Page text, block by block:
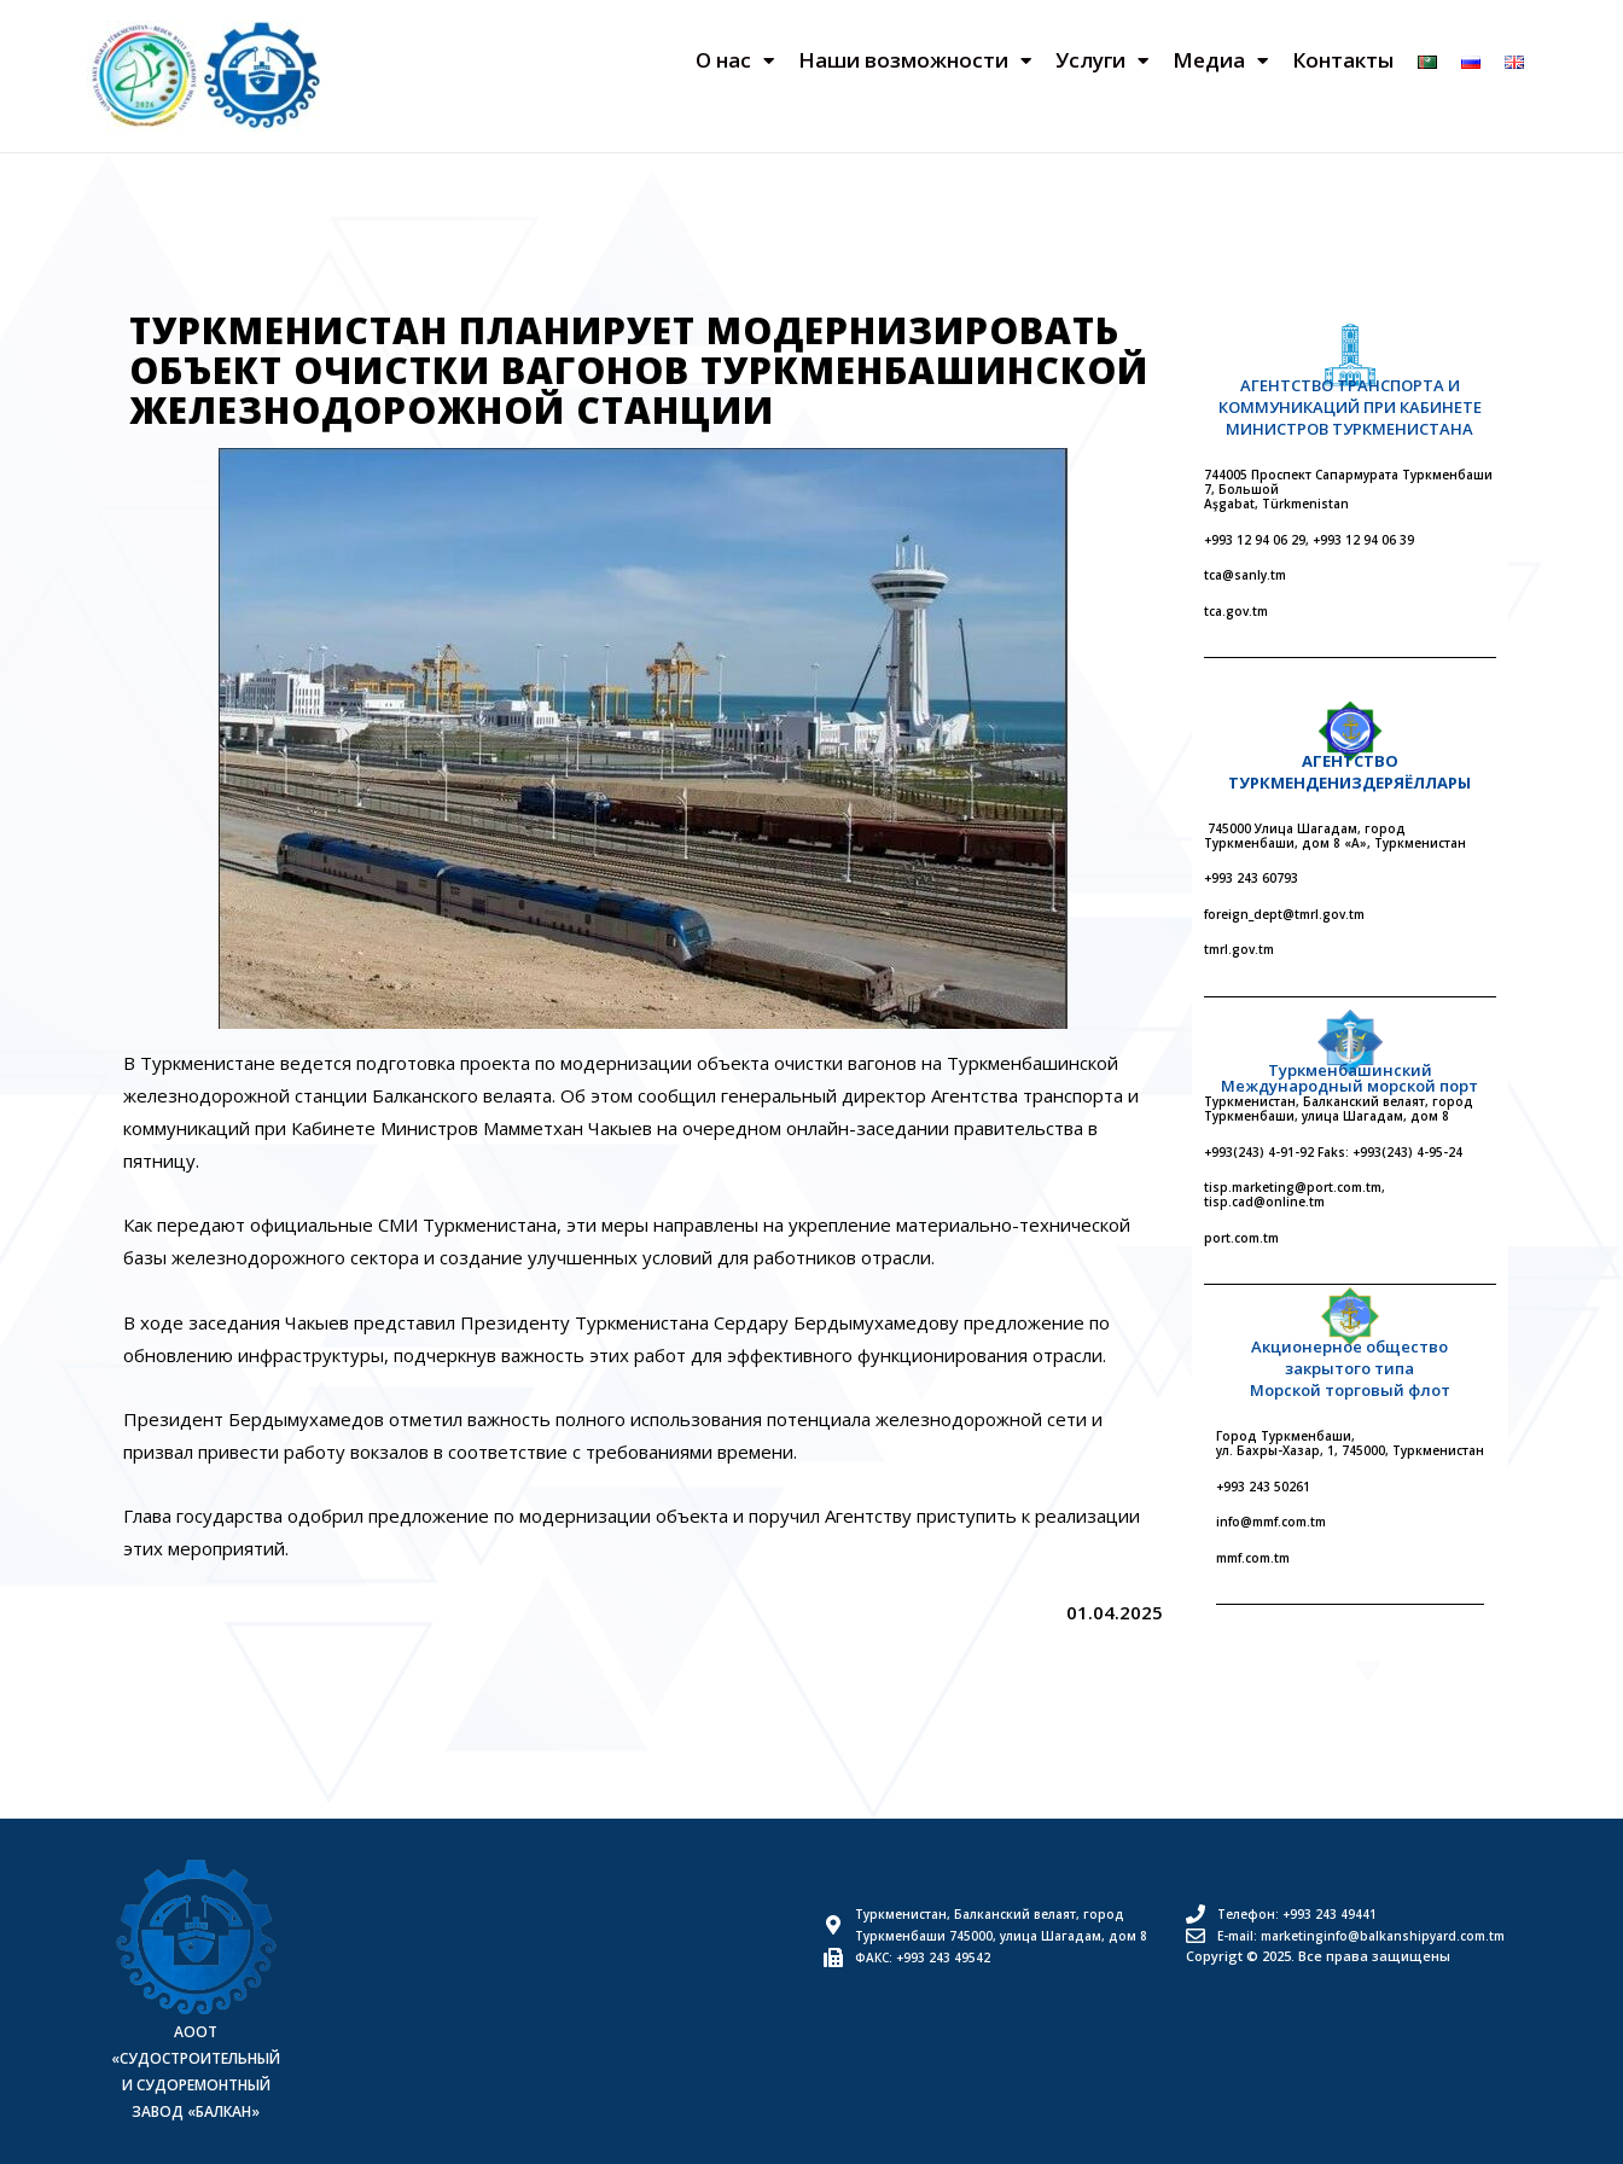
О нас Наши возможности Услуги Медиа Контакты
ТУРКМЕНИСТАН ПЛАНИРУЕТ МОДЕРНИЗИРОВАТЬ
ОБЪЕКТ ОЧИСТКИ ВАГОНОВ ТУРКМЕНБАШИНСКОЙ
ЖЕЛЕЗНОДОРОЖНОЙ СТАНЦИИ
В Туркменистане ведется подготовка проекта по модернизации объекта очистки вагонов на Туркменбашинской
железнодорожной станции Балканского велаята. Об этом сообщил генеральный директор Агентства транспорта и
коммуникаций при Кабинете Министров Мамметхан Чакыев на очередном онлайн-заседании правительства в
пятницу.
Как передают официальные СМИ Туркменистана, эти меры направлены на укрепление материально-технической
базы железнодорожного сектора и создание улучшенных условий для работников отрасли.
В ходе заседания Чакыев представил Президенту Туркменистана Сердару Бердымухамедову предложение по
обновлению инфраструктуры, подчеркнув важность этих работ для эффективного функционирования отрасли.
Президент Бердымухамедов отметил важность полного использования потенциала железнодорожной сети и
призвал привести работу вокзалов в соответствие с требованиями времени.
Глава государства одобрил предложение по модернизации объекта и поручил Агентству приступить к реализации
этих мероприятий.
01.04.2025
АГЕНТСТВО ТРАНСПОРТА И
КОММУНИКАЦИЙ ПРИ КАБИНЕТЕ
МИНИСТРОВ ТУРКМЕНИСТАНА
744005 Проспект Сапармурата Туркменбаши
7, Большой
Aşgabat, Türkmenistan
+993 12 94 06 29, +993 12 94 06 39
tca@sanly.tm
tca.gov.tm
АГЕНТСТВО
ТУРКМЕНДЕНИЗДЕРЯЁЛЛАРЫ
745000 Улица Шагадам, город
Туркменбаши, дом 8 «А», Туркменистан
+993 243 60793
foreign_dept@tmrl.gov.tm
tmrl.gov.tm
Туркменбашинский
Международный морской порт
Туркменистан, Балканский велаят, город
Туркменбаши, улица Шагадам, дом 8
+993(243) 4-91-92 Faks: +993(243) 4-95-24
tisp.marketing@port.com.tm,
tisp.cad@online.tm
port.com.tm
Акционерное общество
закрытого типа
Морской торговый флот
Город Туркменбаши,
ул. Бахры-Хазар, 1, 745000, Туркменистан
+993 243 50261
info@mmf.com.tm
mmf.com.tm
АООТ
«СУДОСТРОИТЕЛЬНЫЙ
И СУДОРЕМОНТНЫЙ
ЗАВОД «БАЛКАН»
Туркменистан, Балканский велаят, город
Туркменбаши 745000, улица Шагадам, дом 8
ФАКС: +993 243 49542
Телефон: +993 243 49441
E-mail: marketinginfo@balkanshipyard.com.tm
Copyrigt © 2025. Все права защищены